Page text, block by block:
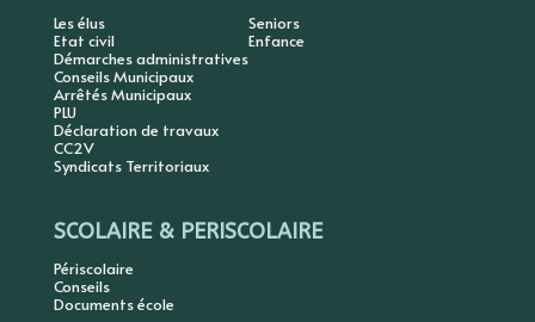
Les élus
Etat civil
Démarches administratives
Conseils Municipaux
Arrêtés Municipaux
PLU
Déclaration de travaux
CC2V
Syndicats Territoriaux
Seniors
Enfance
SCOLAIRE & PERISCOLAIRE
Périscolaire
Conseils
Documents école